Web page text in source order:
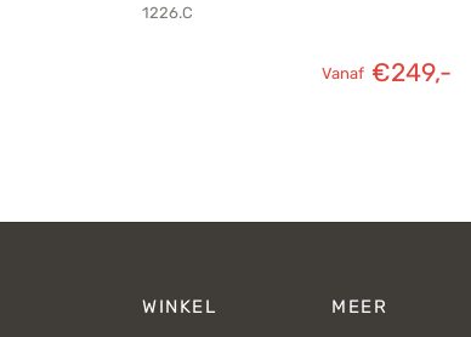
1226.C
Vanaf €249,-
WINKEL MEER